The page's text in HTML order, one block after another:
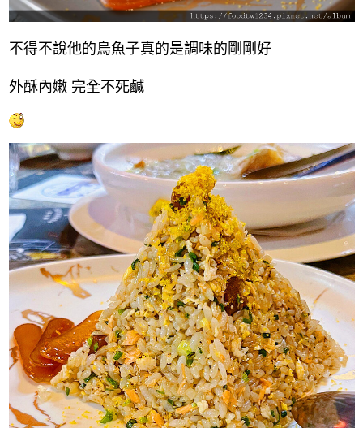
不得不說他的烏魚子真的是調味的剛剛好
外酥內嫩 完全不死鹹